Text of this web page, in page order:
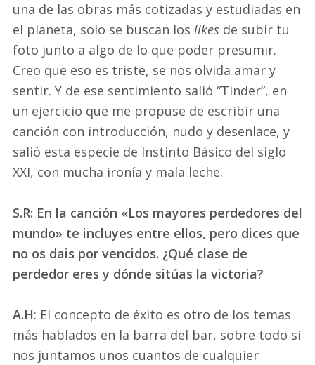
una de las obras más cotizadas y estudiadas en
el planeta, solo se buscan los likes de subir tu
foto junto a algo de lo que poder presumir.
Creo que eso es triste, se nos olvida amar y
sentir. Y de ese sentimiento salió “Tinder”, en
un ejercicio que me propuse de escribir una
canción con introducción, nudo y desenlace, y
salió esta especie de Instinto Básico del siglo
XXI, con mucha ironía y mala leche.
S.R: En la canción «Los mayores perdedores del
mundo» te incluyes entre ellos, pero dices que
no os dais por vencidos. ¿Qué clase de
perdedor eres y dónde sitúas la victoria?
A.H: El concepto de éxito es otro de los temas
más hablados en la barra del bar, sobre todo si
nos juntamos unos cuantos de cualquier